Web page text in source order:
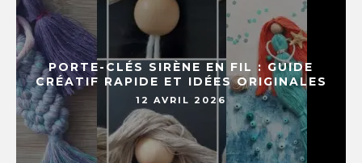
PORTE-CLÉS SIRÈNE EN FIL : GUIDE
CRÉATIF RAPIDE ET IDÉES ORIGINALES
12 AVRIL 2026